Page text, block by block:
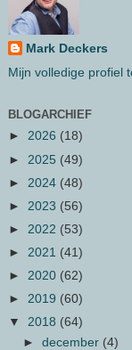
Mark Deckers
Mijn volledige profiel
BLOGARCHIEF
► 2026 (18)
► 2025 (49)
► 2024 (48)
► 2023 (56)
► 2022 (53)
► 2021 (41)
► 2020 (62)
► 2019 (60)
▼ 2018 (64)
►december (4)